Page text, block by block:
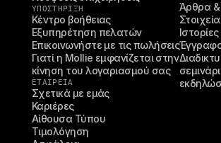
ΥΠΟΣΤΉΡΙΞΗ
Κέντρο βοήθειας
Εξυπηρέτηση πελατών
Επικοινωνήστε με τις πωλήσεις
Γιατί η Mollie εμφανίζεται στην
κίνηση του λογαριασμού σας
ΕΤΑΙΡΕΊΑ
Σχετικά με εμάς
Καριέρες
Αίθουσα Τύπου
Τιμολόγηση
Άρθρα &